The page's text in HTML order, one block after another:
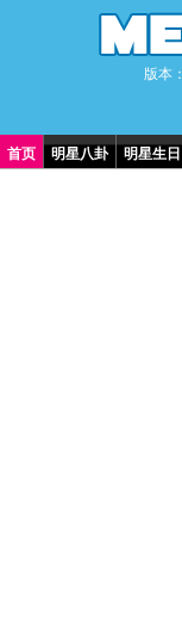
版本：
首页 明星八卦 明星生日